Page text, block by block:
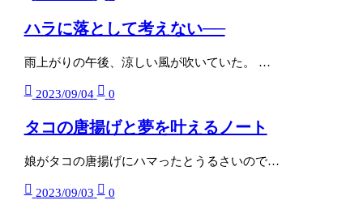
ハラに落として考えない──
雨上がりの午後、涼しい風が吹いていた。 …
2023/09/04 0
タコの唐揚げと夢を叶えるノート
娘がタコの唐揚げにハマったとうるさいので…
2023/09/03 0